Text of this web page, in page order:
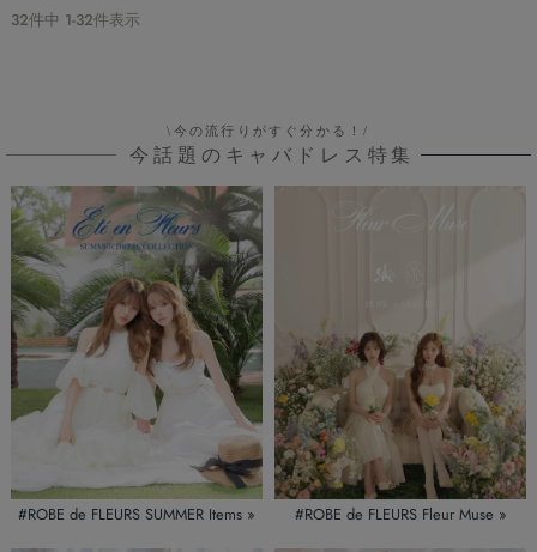
32件中 1-32件表示
\今の流行りがすぐ分かる！/
今話題のキャバドレス特集
#ROBE de FLEURS SUMMER Items » #ROBE de FLEURS Fleur Muse »